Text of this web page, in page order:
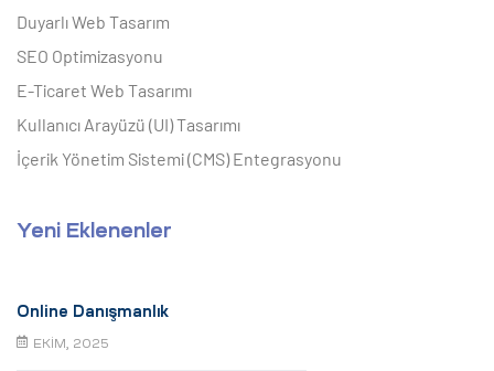
Duyarlı Web Tasarım
SEO Optimizasyonu
E-Ticaret Web Tasarımı
Kullanıcı Arayüzü (UI) Tasarımı
İçerik Yönetim Sistemi (CMS) Entegrasyonu
Yeni Eklenenler
Online Danışmanlık
EKIM, 2025